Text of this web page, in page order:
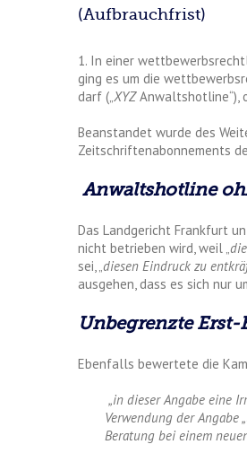
(Aufbrauchfrist)
1. In einer
ging es um die
darf („XYZAnwaltshotline“),
Beanstandet wurde des
Zeitschriftenabonnements
Anwaltshotline
Das Landgericht Frankfurt
nicht betrieben wird, weil „
sei, „diesen Eindruck zu
ausgehen, dass es sich nur
Unbegrenzte
Ebenfalls bewertete die
„in dieser Angabe eine
Verwendung der Angabe
Beratung bei einem